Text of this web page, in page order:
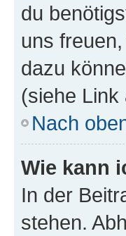
du
uns
dazu
(siehe Link
Nach
Wie kann
In der
stehen.